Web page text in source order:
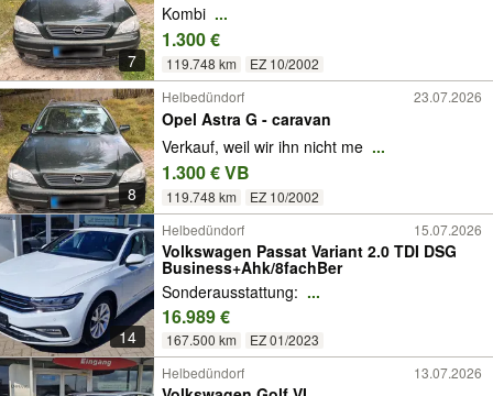
7
Kombi ...
1.300 €
119.748 km EZ 10/2002
8
Helbedündorf 23.07.2026
Opel Astra G - caravan
Verkauf, weil wir ihn nicht me ...
1.300 € VB
119.748 km EZ 10/2002
14
Helbedündorf 15.07.2026
Volkswagen Passat Variant 2.0 TDI DSG
Business+Ahk/8fachBer
Sonderausstattung: ...
16.989 €
167.500 km EZ 01/2023
Helbedündorf 13.07.2026